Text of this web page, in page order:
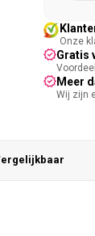
Onze
Gratis
Meer
Wij zijn